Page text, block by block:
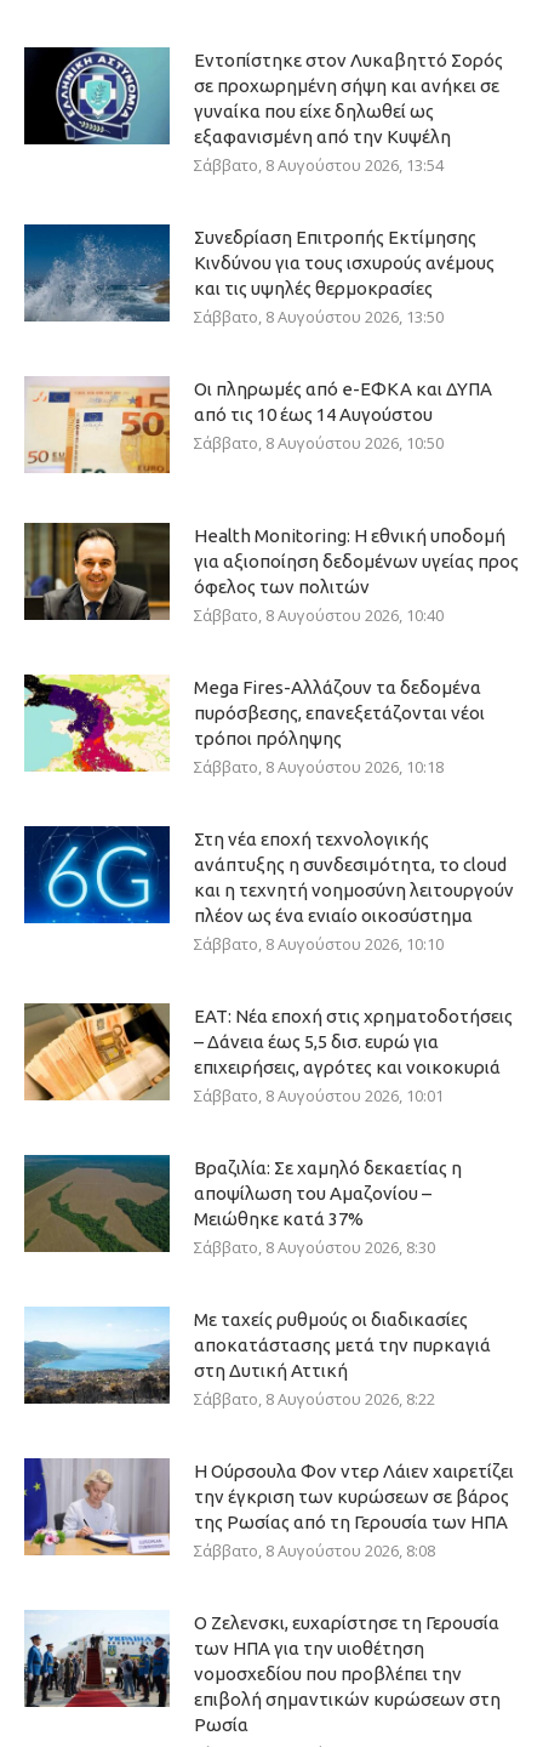
Εντοπίστηκε στον Λυκαβηττό Σορός
σε προχωρημένη σήψη και ανήκει σε
γυναίκα που είχε δηλωθεί ως
εξαφανισμένη από την Κυψέλη
Σάββατο, 8 Αυγούστου 2026, 13:54
Συνεδρίαση Επιτροπής Εκτίμησης
Κινδύνου για τους ισχυρούς ανέμους
και τις υψηλές θερμοκρασίες
Σάββατο, 8 Αυγούστου 2026, 13:50
Οι πληρωμές από e-ΕΦΚΑ και ΔΥΠΑ
από τις 10 έως 14 Αυγούστου
Σάββατο, 8 Αυγούστου 2026, 10:50
Health Monitoring: Η εθνική υποδομή
για αξιοποίηση δεδομένων υγείας προς
όφελος των πολιτών
Σάββατο, 8 Αυγούστου 2026, 10:40
Mega Fires-Αλλάζουν τα δεδομένα
πυρόσβεσης, επανεξετάζονται νέοι
τρόποι πρόληψης
Σάββατο, 8 Αυγούστου 2026, 10:18
Στη νέα εποχή τεχνολογικής
ανάπτυξης η συνδεσιμότητα, το cloud
και η τεχνητή νοημοσύνη λειτουργούν
πλέον ως ένα ενιαίο οικοσύστημα
Σάββατο, 8 Αυγούστου 2026, 10:10
ΕΑΤ: Νέα εποχή στις χρηματοδοτήσεις
– Δάνεια έως 5,5 δισ. ευρώ για
επιχειρήσεις, αγρότες και νοικοκυριά
Σάββατο, 8 Αυγούστου 2026, 10:01
Βραζιλία: Σε χαμηλό δεκαετίας η
αποψίλωση του Αμαζονίου –
Μειώθηκε κατά 37%
Σάββατο, 8 Αυγούστου 2026, 8:30
Με ταχείς ρυθμούς οι διαδικασίες
αποκατάστασης μετά την πυρκαγιά
στη Δυτική Αττική
Σάββατο, 8 Αυγούστου 2026, 8:22
Η Ούρσουλα Φον ντερ Λάιεν χαιρετίζει
την έγκριση των κυρώσεων σε βάρος
της Ρωσίας από τη Γερουσία των ΗΠΑ
Σάββατο, 8 Αυγούστου 2026, 8:08
Ο Ζελενσκι, ευχαρίστησε τη Γερουσία
των ΗΠΑ για την υιοθέτηση
νομοσχεδίου που προβλέπει την
επιβολή σημαντικών κυρώσεων στη
Ρωσία